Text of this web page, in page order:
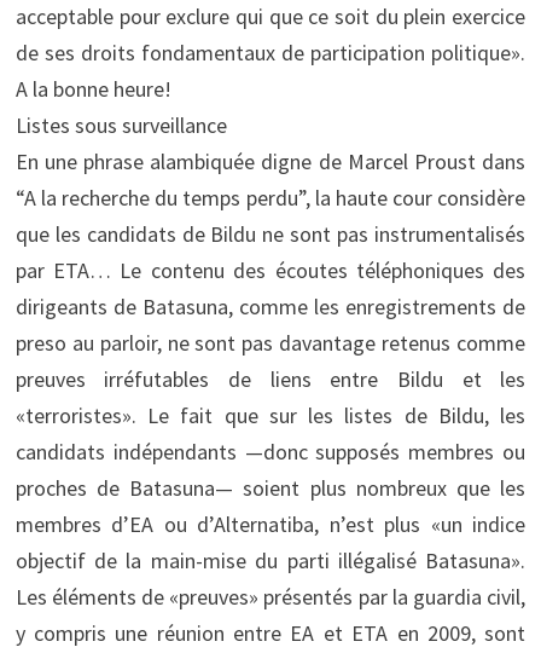
acceptable pour exclure qui que ce soit du plein exercice
de ses droits fondamentaux de participation politique».
A la bonne heure!
Listes sous surveillance
En une phrase alambiquée digne de Marcel Proust dans
“A la recherche du temps perdu”, la haute cour considère
que les candidats de Bildu ne sont pas instrumentalisés
par ETA… Le contenu des écoutes téléphoniques des
dirigeants de Batasuna, comme les enregistrements de
preso au parloir, ne sont pas davantage retenus comme
preuves irréfutables de liens entre Bildu et les
«terroristes». Le fait que sur les listes de Bildu, les
candidats indépendants —donc supposés membres ou
proches de Batasuna— soient plus nombreux que les
membres d’EA ou d’Alternatiba, n’est plus «un indice
objectif de la main-mise du parti illégalisé Batasuna».
Les éléments de «preuves» présentés par la guardia civil,
y compris une réunion entre EA et ETA en 2009, sont